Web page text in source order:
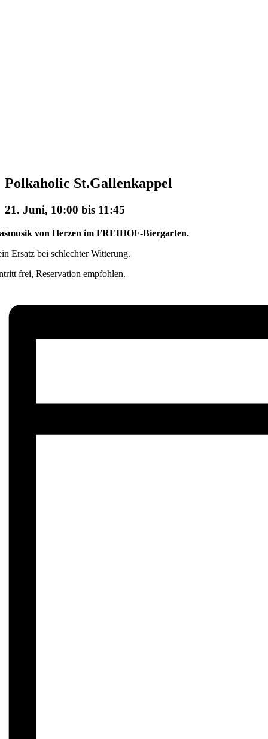
Polkaholic St.Gallenkappel
21. Juni, 10:00 bis 11:45
von Herzen im FREIHOF-Biergarten.
Ersatz bei schlechter Witterung.
frei, Reservation empfohlen.